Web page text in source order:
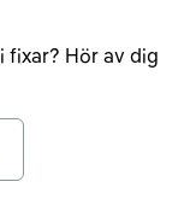
fixar? Hör av dig